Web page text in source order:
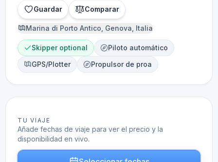
Guardar Comparar
Marina di Porto Antico, Genova, Italia
Skipper optional
Piloto automático
GPS/Plotter
Propulsor de proa
TU VIAJE
Añade fechas de viaje para ver el precio y la
disponibilidad en vivo.